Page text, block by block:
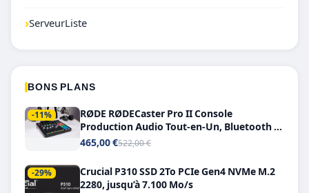
›ServeurListe
BONS PLANS
-11%
RØDE RØDECaster Pro II Console
Production Audio Tout-en-Un, Bluetooth et
Double USB-C
465,00 €522,00 €
-29%
Crucial P310 SSD 2To PCIe Gen4 NVMe M.2
2280, jusqu’à 7.100 Mo/s